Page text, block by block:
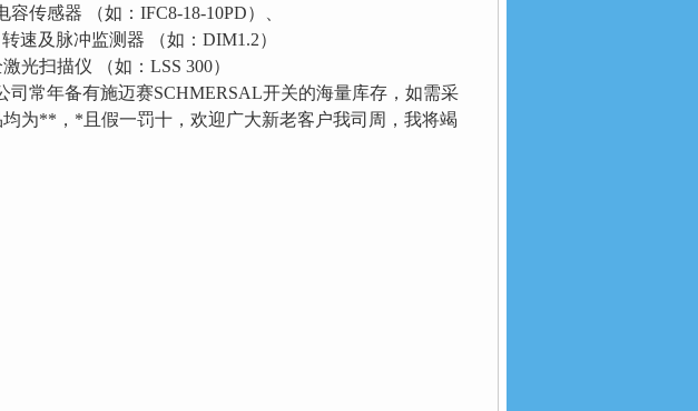
传感器 （如：IFC8-18-10PD）、
速及脉冲监测器 （如：DIM1.2）
光扫描仪 （如：LSS 300）
司常年备有施迈赛SCHMERSAL开关的海量库存，如需采
为**，*且假一罚十，欢迎广大新老客户我司周，我将竭